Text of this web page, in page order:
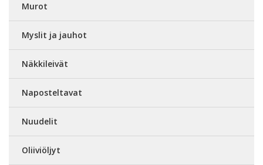
Murot
Myslit ja jauhot
Näkkileivät
Naposteltavat
Nuudelit
Oliiviöljyt